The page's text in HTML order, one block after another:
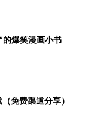
的爆笑漫画小书
免费渠道分享）